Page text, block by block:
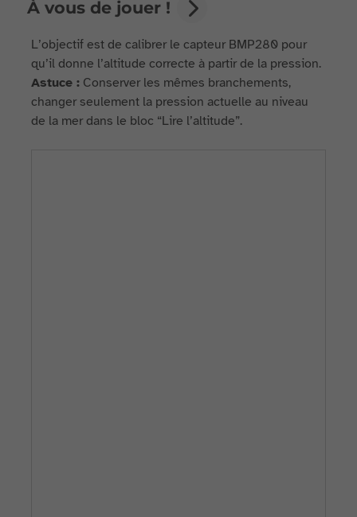
À vous de jouer !
L’objectif est de calibrer le capteur BMP280 pour
qu’il donne l’altitude correcte à partir de la pression.
Astuce : Conserver les mêmes branchements,
changer seulement la pression actuelle au niveau
de la mer dans le bloc “Lire l’altitude”.